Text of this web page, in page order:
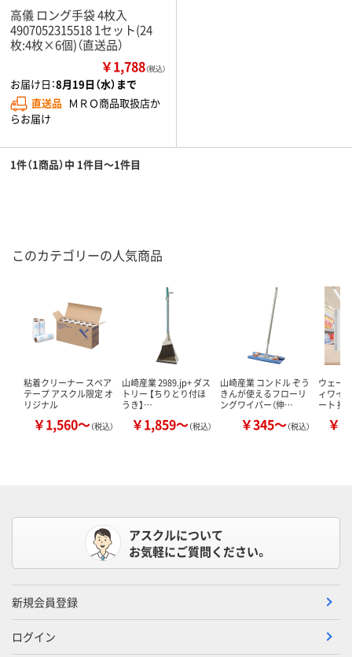
高儀 ロング手袋 4枚入
4907052315518 1セット(24
枚:4枚×6個)（直送品）
￥1,788（税込）
お届け日：8月19日（水）まで
直送品 ＭＲＯ商品取扱店か
らお届け
1件（1商品）中 1件目～1件目
このカテゴリーの人気商品
粘着クリーナー スペア
テープ アスクル限定 オ
リジナル
￥1,560～（税込）
山崎産業 2989.jp+ ダス
トリー 【ちりとり付ほ
うき】…
￥1,859～（税込）
山崎産業 コンドル ぞう
きんが使えるフローリ
ングワイパー（伸…
￥345～（税込）
ウェー
ィワイ
ート 掃
￥
アスクルについて
お気軽にご質問ください。
新規会員登録
ログイン